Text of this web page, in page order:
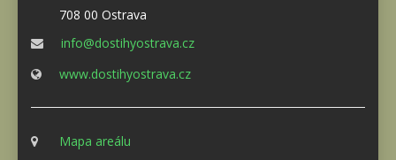
708 00 Ostrava
info@dostihyostrava.cz
www.dostihyostrava.cz
Mapa areálu